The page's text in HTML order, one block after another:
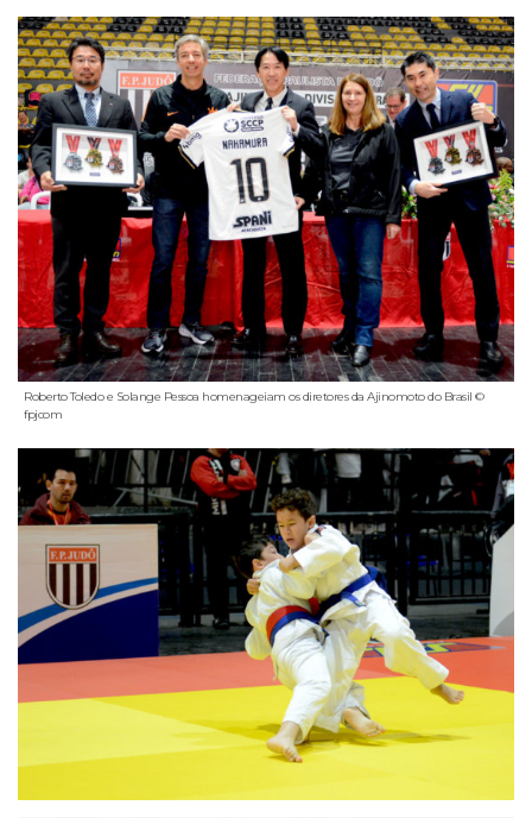
Roberto Toledo e Solange Pessoa homenageiam os diretores da Ajinomoto do Brasil ©
fpjcom